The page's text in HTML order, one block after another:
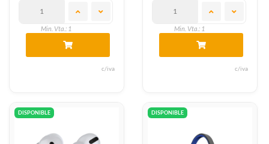
Min. Vta.: 1
c/iva
Min. Vta.: 1
c/iva
DISPONIBLE DISPONIBLE